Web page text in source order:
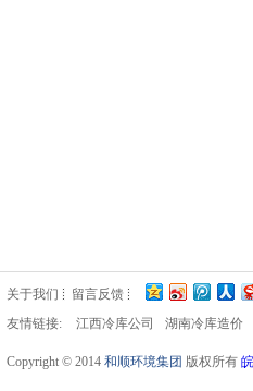
关于我们 留言反馈
友情链接:
江西冷库公司 湖南冷库造价
Copyright © 2014 和顺环境集团 版权所有